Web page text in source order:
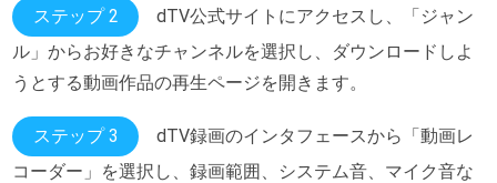
ステップ 2
dTV公式サイトにアクセスし、「ジャン
ル」からお好きなチャンネルを選択し、ダウンロードしよ
うとする動画作品の再生ページを開きます。
ステップ 3
dTV録画のインタフェースから「動画レ
コーダー」を選択し、録画範囲、システム音、マイク音な